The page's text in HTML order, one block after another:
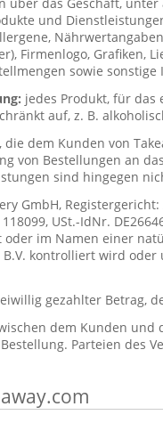
und
Firmenlogo, Grafiken,
sowie sonstige
jedes Produkt, für
auf, z. B.
die dem Kunden von
von Bestellungen an
sind hingegen
GmbH,
USt.-IdNr.
oder im Namen einer
B.V. kontrolliert wird
gezahlter Betrag,
dem Kunden
Parteien des